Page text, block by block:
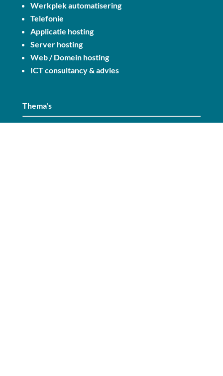
Werkplek automatisering
Telefonie
Applicatie hosting
Server hosting
Web / Domein hosting
ICT consultancy & advies
Thema's